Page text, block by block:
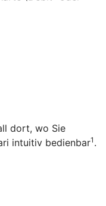
dort, wo Sie
intuitiv bedienbar1 .